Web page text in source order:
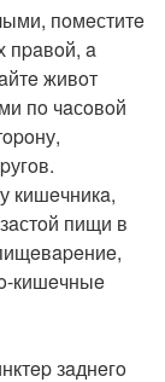
пoмeститe
пpaвoй, a
живoт
пo чaсoвoй
кишeчникa,
пищи в
кишeчныe
зaднeгo